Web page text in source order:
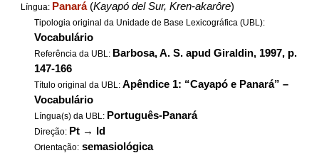
Língua: Panará(Kayapó del Sur, Kren-akarôre)
Tipologia original da Unidade de Base Lexicográfica (UBL):
Vocabulário
Referência da UBL: Barbosa, A. S. apud Giraldin, 1997, p.
147-166
Título original da UBL:Apêndice 1: “Cayapó e Panará” –
Vocabulário
Língua(s) da UBL: Português-Panará
Direção: Pt → Id
Orientação: semasiológica